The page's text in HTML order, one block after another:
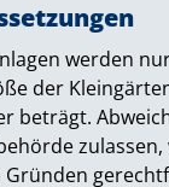
werden
der
beträgt.
zulassen,
Gründen